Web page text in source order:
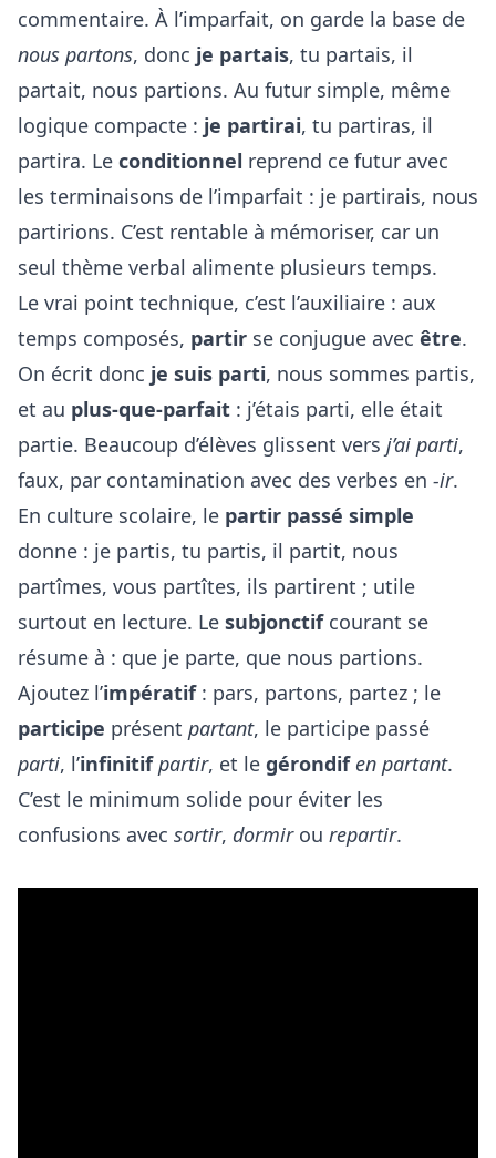
commentaire. À l’imparfait, on garde la base de
nous partons, donc je partais, tu partais, il
partait, nous partions. Au futur simple, même
logique compacte : je partirai, tu partiras, il
partira. Le conditionnel reprend ce futur avec
les terminaisons de l’imparfait : je partirais, nous
partirions. C’est rentable à mémoriser, car un
seul thème verbal alimente plusieurs temps.
Le vrai point technique, c’est l’auxiliaire : aux
temps composés, partir se conjugue avec être.
On écrit donc je suis parti, nous sommes partis,
et au plus-que-parfait : j’étais parti, elle était
partie. Beaucoup d’élèves glissent vers j’ai parti,
faux, par contamination avec des verbes en -ir.
En culture scolaire, le partir passé simple
donne : je partis, tu partis, il partit, nous
partîmes, vous partîtes, ils partirent ; utile
surtout en lecture. Le subjonctifcourant se
résume à : que je parte, que nous partions.
Ajoutez l’impératif: pars, partons, partez ; le
participe présent partant, le participe passé
parti, l’infinitif partir, et le gérondif en partant.
C’est le minimum solide pour éviter les
confusions avec sortir, dormirou repartir.